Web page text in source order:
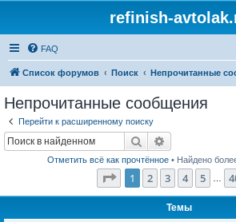
refinish-
FAQ
Список форумов Поиск Непрочитанные
Непрочитанные сообщения
Перейти к расширенному поиску
Поиск
Отметить всё как прочтённое• Найдено
Страница из 40
1 2 3 4 5
Темы